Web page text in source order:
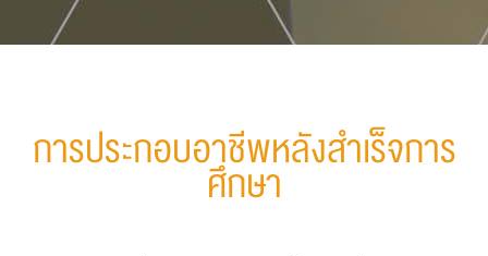
การประกอบอาชีพหลังสำเร็จการ
ศึกษา